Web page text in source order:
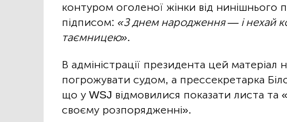
контуром оголеної жінки від
підписом: «З днем народження — і нехай
таємницею».
В адміністрації президента цей
погрожувати судом, а прессекретарка
що у WSJ відмовилися показати листа
своєму розпорядженні».